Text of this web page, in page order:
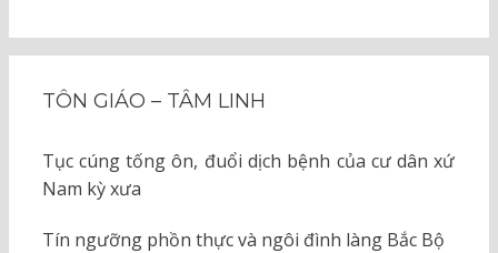
TÔN GIÁO – TÂM LINH
Tục cúng tống ôn, đuổi dịch bệnh của cư dân xứ
Nam kỳ xưa
Tín ngưỡng phồn thực và ngôi đình làng Bắc Bộ